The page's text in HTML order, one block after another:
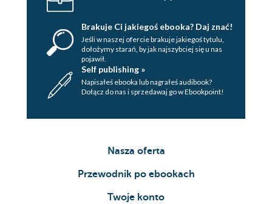
Brakuje Ci jakiegoś ebooka? Daj znać!
Jeśli w naszej ofercie brakuje jakiegoś tytulu,
dołożymy starań, by jak najszybciej się u nas
pojawił.
Self publishing »
Napisałeś ebooka lub nagrałeś audibook?
Dołącz do nas i sprzedawaj go w Ebookpoint!
Nasza oferta
Przewodnik po ebookach
Twoje konto